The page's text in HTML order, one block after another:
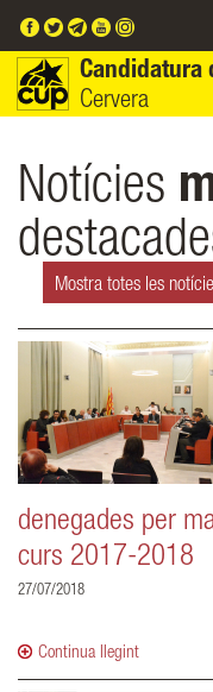
Candidatura
Cervera
Notícies
Mostra totes les
denegades per
curs 2017-2018
27/07/2018
Continua llegint